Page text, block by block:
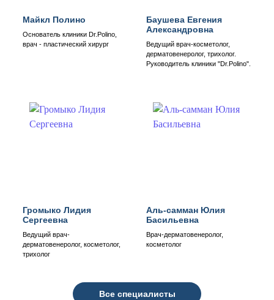
Майкл Полино
Основатель клиники Dr.Polino,
врач - пластический хирург
Баушева Евгения
Александровна
Ведущий врач-косметолог,
дерматовенеролог, трихолог.
Руководитель клиники "Dr.Polino".
Громыко Лидия
Сергеевна
Ведущий врач-
дерматовенеролог, косметолог,
трихолог
Аль-самман Юлия
Басильевна
Врач-дерматовенеролог,
косметолог
Все специалисты